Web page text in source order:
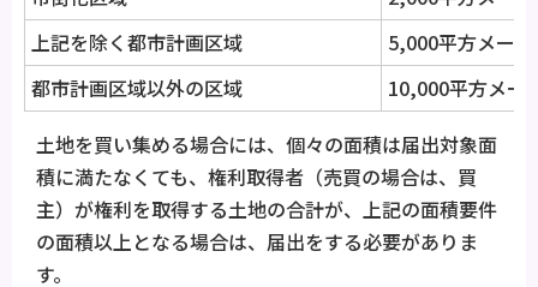
上記を除く都市計画区域
5,000平方メー
都市計画区域以外の区域
10,000平方メー
土地を買い集める場合には、個々の面積は届出対象面
積に満たなくても、権利取得者（売買の場合は、買
主）が権利を取得する土地の合計が、上記の面積要件
の面積以上となる場合は、届出をする必要がありま
す。